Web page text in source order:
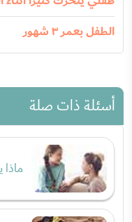
الطفل بعمر ٣ شهور
أسئلة ذات صلة